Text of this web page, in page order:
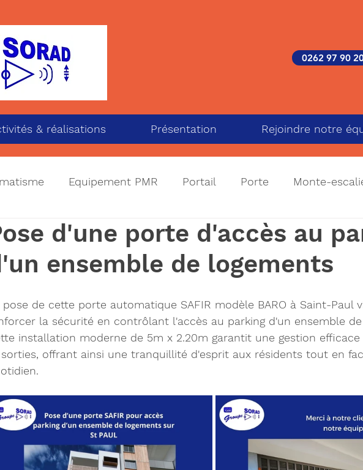
0262 97 90
& réalisations Présentation Rejoindre notre
Equipement PMR Portail Porte Monte-
Climatisation Désenfumage Contrôle d'accès
d'une porte d'accès au
ensemble de logements
pose de cette porte automatique SAFIR modèle BARO à Saint-Paul
la sécurité en contrôlant l'accès au parking d'un ensemble
installation moderne de 5m x 2.20m garantit une gestion efficace
offrant ainsi une tranquillité d'esprit aux résidents tout en